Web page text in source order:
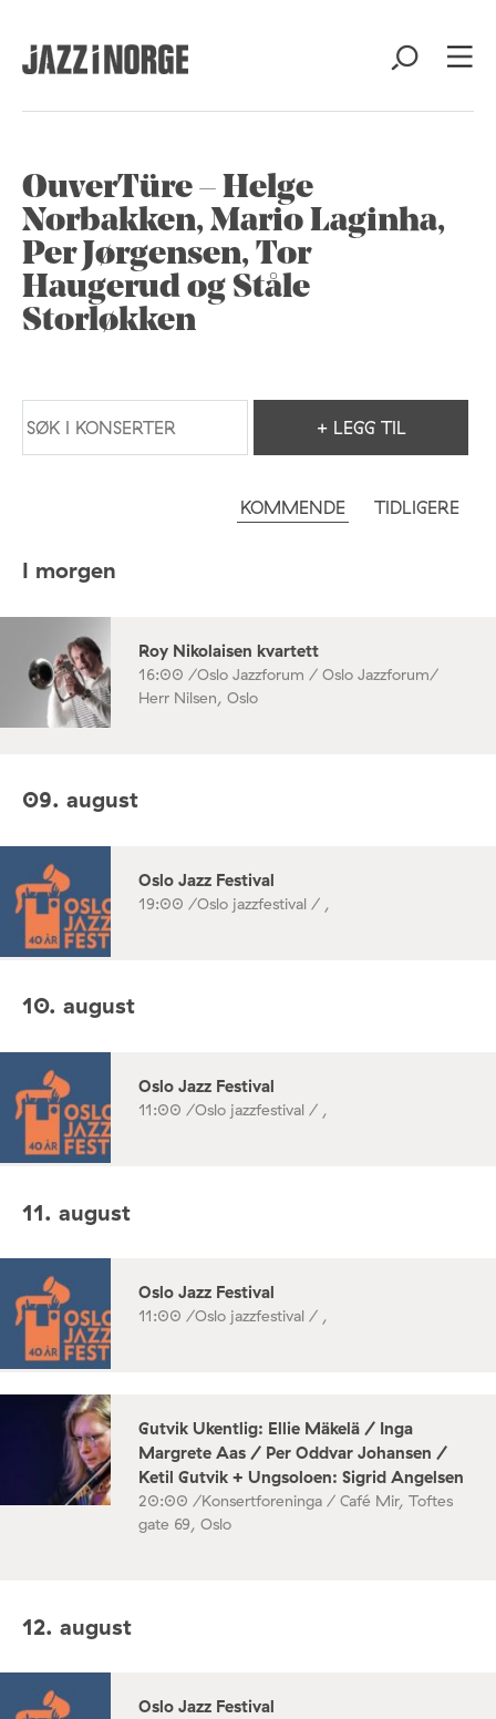
OuverTüre – Helge
Norbakken, Mario Laginha,
Per Jørgensen, Tor
Haugerud og Ståle
Storløkken
+ LEGG TIL
KOMMENDE TIDLIGERE
I morgen
Roy Nikolaisen kvartett
16:00 /Oslo Jazzforum / Oslo Jazzforum/
Herr Nilsen, Oslo
09. august
Oslo Jazz Festival
19:00 /Oslo jazzfestival / ,
10. august
Oslo Jazz Festival
11:00 /Oslo jazzfestival / ,
11. august
Oslo Jazz Festival
11:00 /Oslo jazzfestival / ,
Gutvik Ukentlig: Ellie Mäkelä / Inga
Margrete Aas / Per Oddvar Johansen /
Ketil Gutvik + Ungsoloen: Sigrid Angelsen
20:00 /Konsertforeninga / Café Mir, Toftes
gate 69, Oslo
12. august
Oslo Jazz Festival